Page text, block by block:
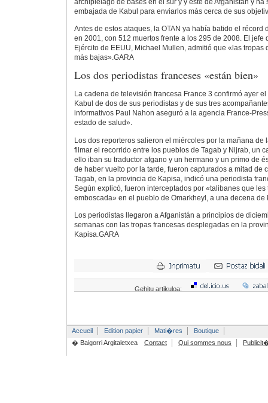
embajada de Kabul para enviarlos más cerca de sus
Antes de estos ataques, la OTAN ya había batido el récord
en 2001, con 512 muertos frente a los 295 de 2008. El jefe
Ejército de EEUU, Michael Mullen, admitió que «las tropas
más bajas».GARA
Los dos periodistas franceses «están bien»
La cadena de televisión francesa France 3 confirmó ayer
Kabul de dos de sus periodistas y de sus tres
informativos Paul Nahon aseguró a la agencia France-
estado de salud».
Los dos reporteros salieron el miércoles por la mañana de
filmar el recorrido entre los pueblos de Tagab y Nijrab, un
ello iban su traductor afgano y un hermano y un primo de
de haber vuelto por la tarde, fueron capturados a mitad de
Tagab, en la provincia de Kapisa, indicó una periodista
Según explicó, fueron interceptados por «talibanes que
emboscada» en el pueblo de Omarkheyl, a una decena de
Los periodistas llegaron a Afganistán a principios de
semanas con las tropas francesas desplegadas en la
Kapisa.GARA
Gehitu artikuloa:
Accueil Edition papier Mati�res
Boutique
� Baigorri Argitaletxea
Contact Qui sommes nous